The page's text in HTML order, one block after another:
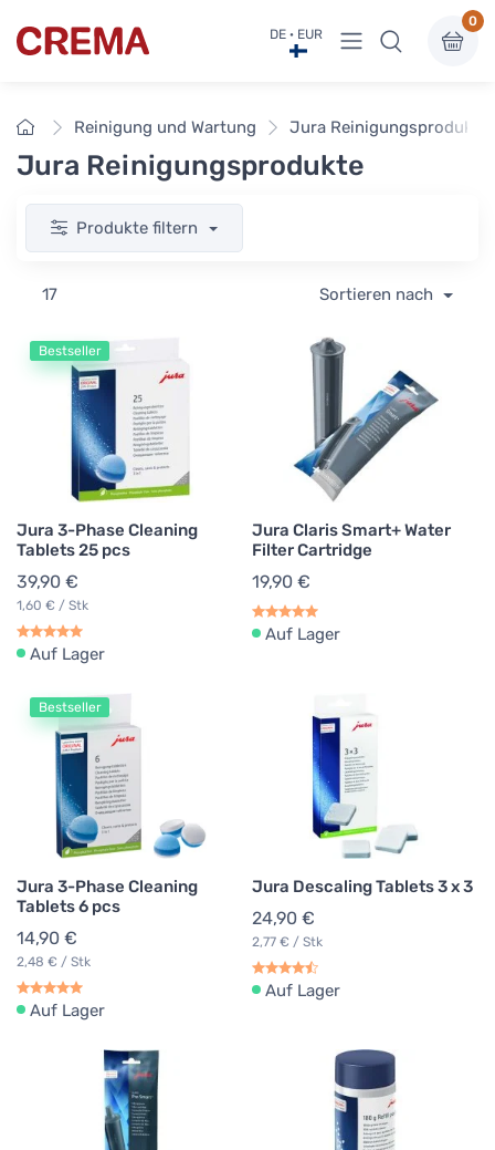
Crema DE · EUR Menü anzeigen
0
Startseite
Reinigung und Wartung Jura Reinigungsprodukte
Jura Reinigungsprodukte
Produkte filtern
17 Sortieren nach
Bestseller
Jura 3-Phase Cleaning
Tablets 25 pcs
39,90 €
1,60 € / Stk
Auf Lager
Jura Claris Smart+ Water
Filter Cartridge
19,90 €
Auf Lager
Bestseller
Jura 3-Phase Cleaning
Tablets 6 pcs
14,90 €
2,48 € / Stk
Auf Lager
Jura Descaling Tablets 3 x 3
24,90 €
2,77 € / Stk
Auf Lager